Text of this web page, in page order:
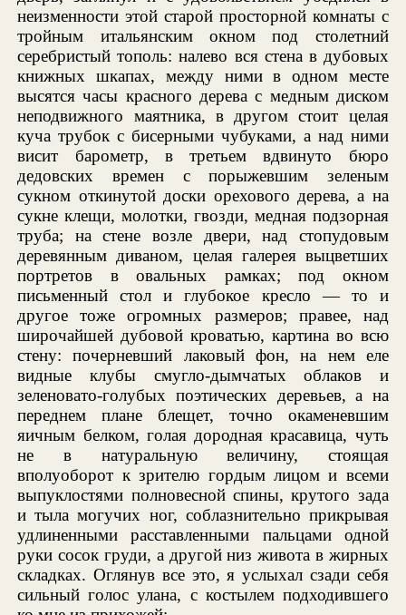
неизменности этой старой просторной комнаты с
тройным итальянским окном под столетний
серебристый тополь: налево вся стена в дубовых
книжных шкапах, между ними в одном месте
высятся часы красного дерева с медным диском
неподвижного маятника, в другом стоит целая
куча трубок с бисерными чубуками, а над ними
висит барометр, в третьем вдвинуто бюро
дедовских времен с порыжевшим зеленым
сукном откинутой доски орехового дерева, а на
сукне клещи, молотки, гвозди, медная подзорная
труба; на стене возле двери, над стопудовым
деревянным диваном, целая галерея выцветших
портретов в овальных рамках; под окном
письменный стол и глубокое кресло — то и
другое тоже огромных размеров; правее, над
широчайшей дубовой кроватью, картина во всю
стену: почерневший лаковый фон, на нем еле
видные клубы смугло-дымчатых облаков и
зеленовато-голубых поэтических деревьев, а на
переднем плане блещет, точно окаменевшим
яичным белком, голая дородная красавица, чуть
не в натуральную величину, стоящая
вполуоборот к зрителю гордым лицом и всеми
выпуклостями полновесной спины, крутого зада
и тыла могучих ног, соблазнительно прикрывая
удлиненными расставленными пальцами одной
руки сосок груди, а другой низ живота в жирных
складках. Оглянув все это, я услыхал сзади себя
сильный голос улана, с костылем подходившего